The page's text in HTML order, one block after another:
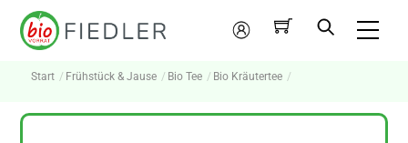
Skip
Mein
Konto
Start Frühstück & Jause Bio Tee Bio Kräutertee